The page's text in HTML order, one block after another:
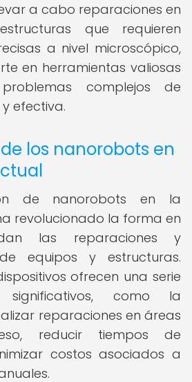
a cabo reparaciones en
que requieren
a nivel microscópico,
en herramientas valiosas
complejos de
efectiva.
los nanorobots en
de nanorobots en la
revolucionado la forma en
las reparaciones y
equipos y estructuras.
ofrecen una serie
como la
reparaciones en áreas
reducir tiempos de
costos asociados a